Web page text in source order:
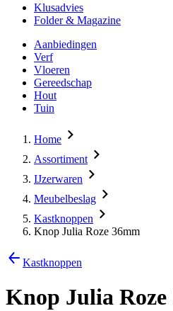
Klusadvies
Folder & Magazine
Aanbiedingen
Verf
Vloeren
Gereedschap
Hout
Tuin
Home
Assortiment
IJzerwaren
Meubelbeslag
Kastknoppen
Knop Julia Roze 36mm
Kastknoppen
Knop Julia Roze